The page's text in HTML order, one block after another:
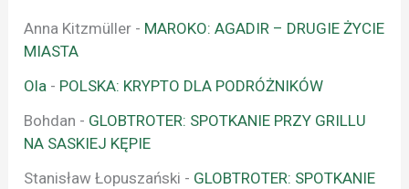
Anna Kitzmüller - MAROKO: AGADIR – DRUGIE ŻYCIE
MIASTA
Ola - POLSKA: KRYPTO DLA PODRÓŻNIKÓW
Bohdan - GLOBTROTER: SPOTKANIE PRZY GRILLU
NA SASKIEJ KĘPIE
Stanisław Łopuszański - GLOBTROTER: SPOTKANIE